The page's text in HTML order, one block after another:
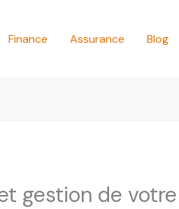
Finance Assurance Blog
gestion de